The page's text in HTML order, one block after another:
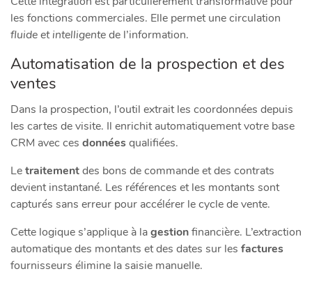
les fonctions commerciales. Elle permet une circulation
fluide et intelligentede l’information.
Automatisation de la prospection et des
ventes
Dans la prospection, l’outil extrait les coordonnées depuis
les cartes de visite. Il enrichit automatiquement votre base
CRM avec ces donnéesqualifiées.
Letraitementdes bons de commande et des contrats
devient instantané. Les références et les montants sont
capturés sans erreur pour accélérer le cycle de vente.
Cette logique s’applique à lagestionfinancière. L’extraction
automatique des montants et des dates sur les factures
fournisseurs élimine la saisie manuelle.